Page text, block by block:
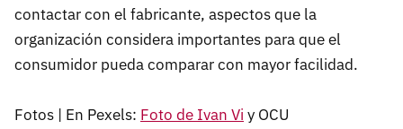
contactar con el fabricante, aspectos que la
organización considera importantes para que el
consumidor pueda comparar con mayor facilidad.
Fotos | En Pexels: Foto de Ivan Vi y OCU